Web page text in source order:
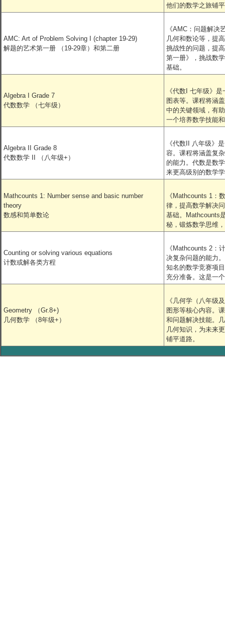
他们的数学之旅铺
AMC: Art of Problem Solving I (chapter 19-29)
解题的艺术第一册 （19-29章）和第二册
《AMC：问题解
几何和数论等，提
挑战性的问题，提
第一册》，挑战数
基础。
Algebra I Grade 7
代数数学 （七年级）
《代数I 七年级》
图表等。课程将涵
中的关键领域，有
一个培养数学技能
Algebra II Grade 8
代数数学 II （八年级+）
《代数II 八年级》
容。课程将涵盖复
的能力。代数是数
来更高级别的数学
Mathcounts 1: Number sense and basic number
theory
数感和简单数论
《Mathcounts 1：
律，提高数学解决
基础。Mathcounts
秘，锻炼数学思维
Counting or solving various equations
计数或解各类方程
《Mathcounts 2：
决复杂问题的能力
知名的数学竞赛项
充分准备。这是一
Geometry （Gr.8+)
几何数学 （8年级+）
《几何学（八年级
图形等核心内容。
和问题解决技能。
几何知识，为未来
铺平道路。